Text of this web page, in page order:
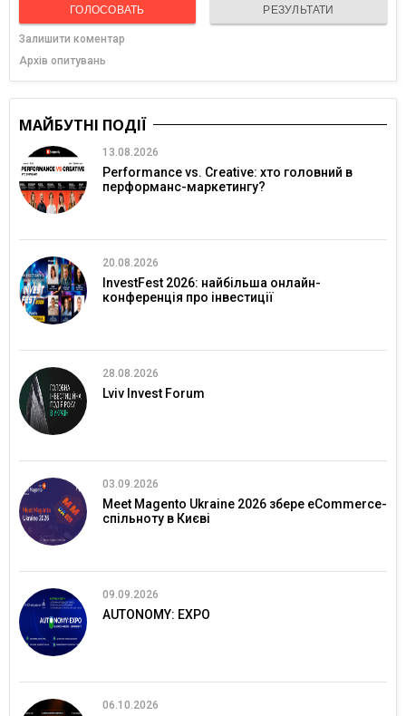
ГОЛОСОВАТЬ РЕЗУЛЬТАТИ
Залишити коментар
Архів опитувань
МАЙБУТНІ ПОДІЇ
13.08.2026
Performance vs. Creative: хто головний в
перформанс-маркетингу?
20.08.2026
InvestFest 2026: найбільша онлайн-
конференція про інвестиції
28.08.2026
Lviv Invest Forum
03.09.2026
Meet Magento Ukraine 2026 збере eCommerce-
спільноту в Києві
09.09.2026
AUTONOMY: EXPO
06.10.2026